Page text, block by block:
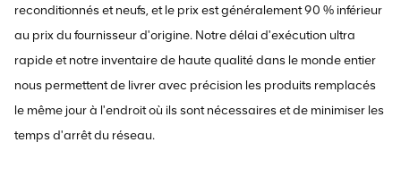
reconditionnés et neufs, et le prix est généralement 90 % inférieur
au prix du fournisseur d'origine. Notre délai d'exécution ultra
rapide et notre inventaire de haute qualité dans le monde entier
nous permettent de livrer avec précision les produits remplacés
le même jour à l'endroit où ils sont nécessaires et de minimiser les
temps d'arrêt du réseau.